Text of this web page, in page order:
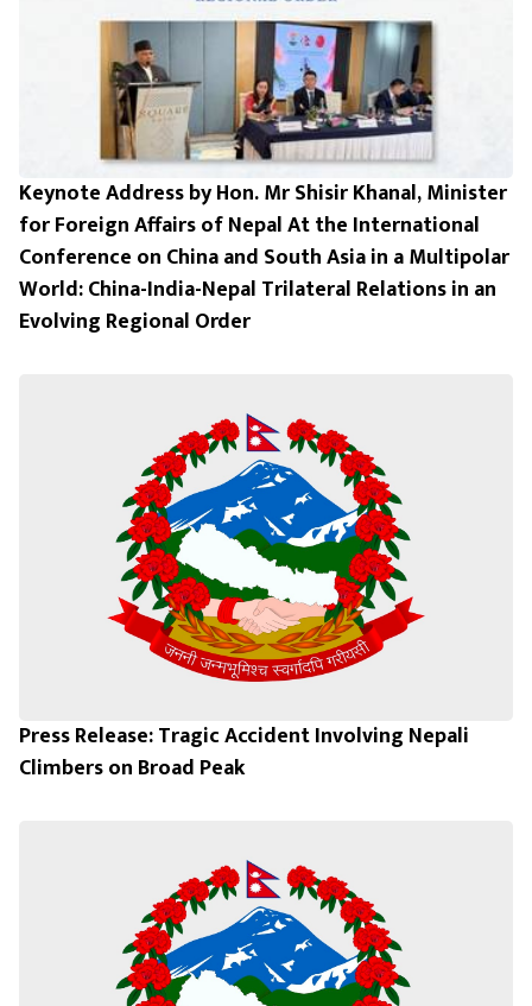
Keynote Address by Hon. Mr Shisir Khanal, Minister
for Foreign Affairs of Nepal At the International
Conference on China and South Asia in a Multipolar
World: China-India-Nepal Trilateral Relations in an
Evolving Regional Order
Press Release: Tragic Accident Involving Nepali
Climbers on Broad Peak